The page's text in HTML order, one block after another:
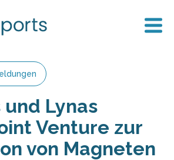
und Lynas
Venture zur
von Magneten